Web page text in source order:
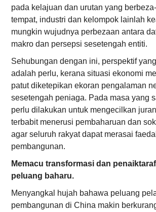
pada kelajuan dan urutan yang
tempat, industri dan kelompok lainlah
mungkin wujudnya perbezaan antara
makro dan persepsi sesetengah entiti.
Sehubungan dengan ini, perspektif
adalah perlu, kerana situasi ekonomi
patut diketepikan ekoran pengalaman
sesetengah peniaga. Pada masa yang
perlu dilakukan untuk mengecilkan
terbabit menerusi pembaharuan dan
agar seluruh rakyat dapat merasai
pembangunan.
Memacu transformasi dan
peluang baharu.
Menyangkal hujah bahawa peluang
pembangunan di China makin